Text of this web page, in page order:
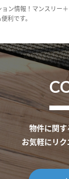
ン情報！マンスリ
利です。
物件に関す
お気軽にリク